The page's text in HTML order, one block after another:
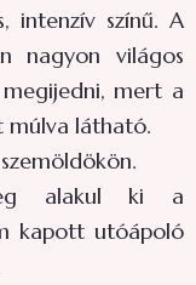
intenzív színű. A
nagyon világos
mert a
múlva látható.
alakul ki a
kapott utóápoló